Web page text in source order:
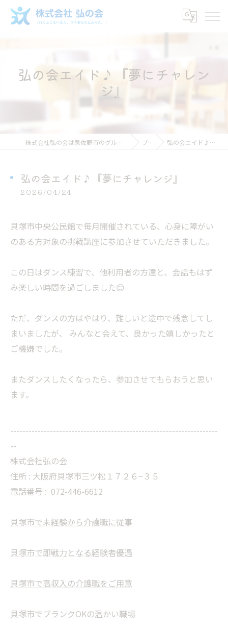
弘の会エイド♪『夢にチャレン
ジ』
株式会社弘の会は泉佐野市のグループホームで働ける介護スタッフ求人 ブログ 弘の会エイド♪『夢にチャレンジ』
弘の会エイド♪『夢にチャレンジ』
2026/04/24
貝塚市中央公民館で毎月開催されている、心身に障がい
のある方対象の挑戦講座に参加させていただきました。
この日はダンス練習で、他利用者の方達と、会話もはず
み楽しい時間を過ごしました😊
ただ、ダンスの方はやはり、難しいと途中で残念してし
まいましたが、 みんなと会えて、良かった嬉しかったと
ご機嫌でした。
またダンスしたくなったら、参加させてもらおうと思い
ます。
--------------------------------------------------------------------
--
株式会社弘の会
住所 : 大阪府貝塚市三ツ松１７２６−３５
電話番号 : 072-446-6612
貝塚市で未経験から介護職に従事
貝塚市で即戦力となる経験者優遇
貝塚市で高収入の介護職をご用意
貝塚市でブランクOKの温かい職場